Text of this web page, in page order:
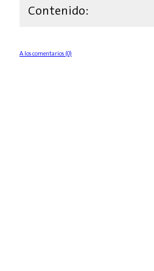
Contenido:
A los comentarios (0)